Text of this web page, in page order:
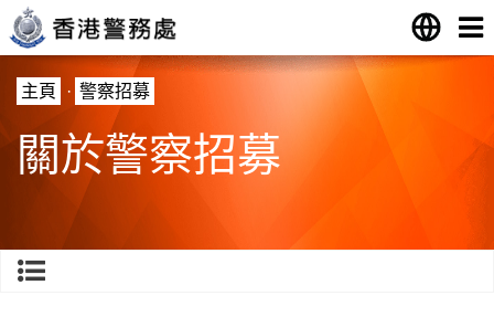
主頁 · 警察招募
關於警察招募